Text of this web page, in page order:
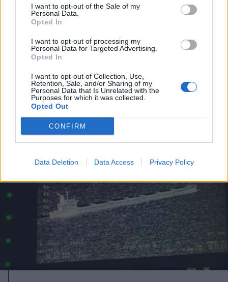
I want to opt-out of the Sale of my
Personal Data.
Opted In
I want to opt-out of processing my
Personal Data for Targeted Advertising.
Opted In
I want to opt-out of Collection, Use,
Retention, Sale, and/or Sharing of my
Personal Data that Is Unrelated with the
Purposes for which it was collected.
Opted Out
CONFIRM
Data Deletion Data Access Privacy Policy
770 millió euró helyreállítási
forrás elvesztésével járna a
közalkalmazotti bértörvény
elfogadásának elmulasztása
Romániának